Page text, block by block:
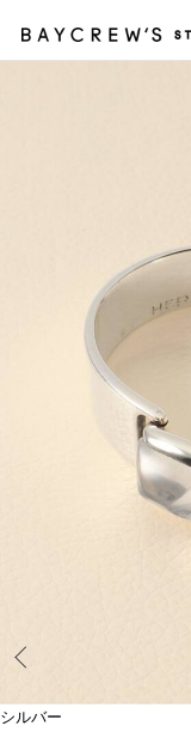
シルバー